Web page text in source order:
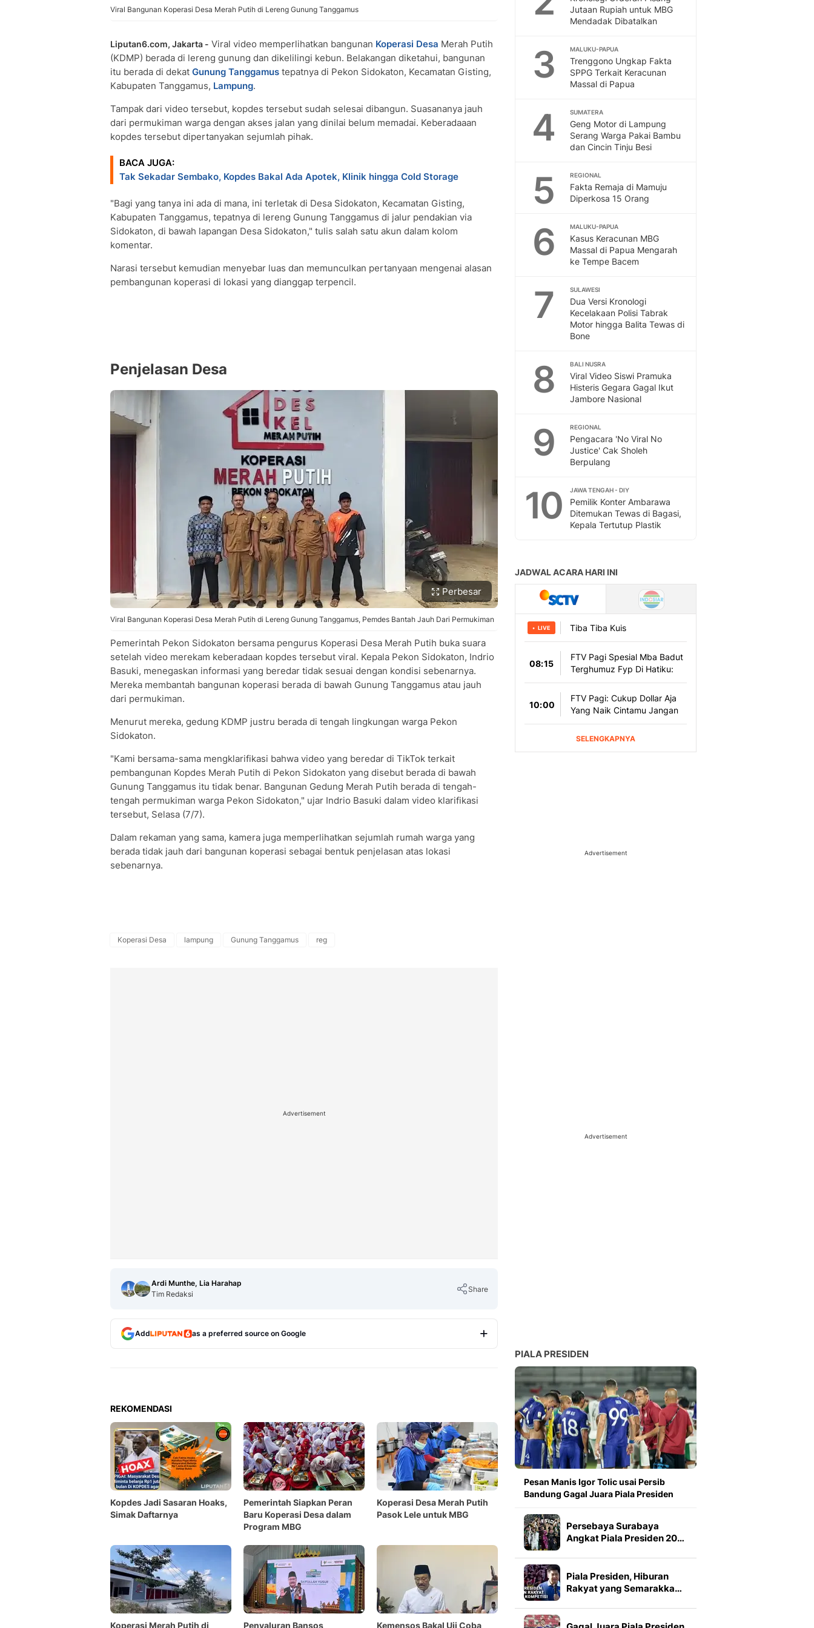
Viral Bangunan Koperasi Desa Merah Putih di Lereng Gunung Tanggamus
Liputan6.com, Jakarta - Viral video memperlihatkan bangunan Koperasi Desa Merah Putih
(KDMP) berada di lereng gunung dan dikelilingi kebun. Belakangan diketahui, bangunan
itu berada di dekat Gunung Tanggamus tepatnya di Pekon Sidokaton, Kecamatan Gisting,
Kabupaten Tanggamus, Lampung.
Tampak dari video tersebut, kopdes tersebut sudah selesai dibangun. Suasananya jauh
dari permukiman warga dengan akses jalan yang dinilai belum memadai. Keberadaaan
kopdes tersebut dipertanyakan sejumlah pihak.
BACA JUGA:
Tak Sekadar Sembako, Kopdes Bakal Ada Apotek, Klinik hingga Cold Storage
"Bagi yang tanya ini ada di mana, ini terletak di Desa Sidokaton, Kecamatan Gisting,
Kabupaten Tanggamus, tepatnya di lereng Gunung Tanggamus di jalur pendakian via
Sidokaton, di bawah lapangan Desa Sidokaton," tulis salah satu akun dalam kolom
komentar.
Narasi tersebut kemudian menyebar luas dan memunculkan pertanyaan mengenai alasan
pembangunan koperasi di lokasi yang dianggap terpencil.
Penjelasan Desa
Perbesar
Viral Bangunan Koperasi Desa Merah Putih di Lereng Gunung Tanggamus, Pemdes Bantah Jauh Dari Permukiman
Pemerintah Pekon Sidokaton bersama pengurus Koperasi Desa Merah Putih buka suara
setelah video merekam keberadaan kopdes tersebut viral. Kepala Pekon Sidokaton, Indrio
Basuki, menegaskan informasi yang beredar tidak sesuai dengan kondisi sebenarnya.
Mereka membantah bangunan koperasi berada di bawah Gunung Tanggamus atau jauh
dari permukiman.
Menurut mereka, gedung KDMP justru berada di tengah lingkungan warga Pekon
Sidokaton.
"Kami bersama-sama mengklarifikasi bahwa video yang beredar di TikTok terkait
pembangunan Kopdes Merah Putih di Pekon Sidokaton yang disebut berada di bawah
Gunung Tanggamus itu tidak benar. Bangunan Gedung Merah Putih berada di tengah-
tengah permukiman warga Pekon Sidokaton," ujar Indrio Basuki dalam video klarifikasi
tersebut, Selasa (7/7).
Dalam rekaman yang sama, kamera juga memperlihatkan sejumlah rumah warga yang
berada tidak jauh dari bangunan koperasi sebagai bentuk penjelasan atas lokasi
sebenarnya.
Koperasi Desa lampung Gunung Tanggamus reg
Advertisement
Ardi Munthe, Lia Harahap
Tim Redaksi
Share
Add as a preferred source on Google
REKOMENDASI
Kopdes Jadi Sasaran Hoaks,
Simak Daftarnya
Pemerintah Siapkan Peran
Baru Koperasi Desa dalam
Program MBG
Koperasi Desa Merah Putih
Pasok Lele untuk MBG
Koperasi Merah Putih di Penyaluran Bansos Kemensos Bakal Uji Coba
Jutaan Rupiah untuk MBG
Mendadak Dibatalkan
3 MALUKU-PAPUA
Trenggono Ungkap Fakta
SPPG Terkait Keracunan
Massal di Papua
4 SUMATERA
Geng Motor di Lampung
Serang Warga Pakai Bambu
dan Cincin Tinju Besi
5 REGIONAL
Fakta Remaja di Mamuju
Diperkosa 15 Orang
6 MALUKU-PAPUA
Kasus Keracunan MBG
Massal di Papua Mengarah
ke Tempe Bacem
7 SULAWESI
Dua Versi Kronologi
Kecelakaan Polisi Tabrak
Motor hingga Balita Tewas di
Bone
8 BALI NUSRA
Viral Video Siswi Pramuka
Histeris Gegara Gagal Ikut
Jambore Nasional
9 REGIONAL
Pengacara 'No Viral No
Justice' Cak Sholeh
Berpulang
10 JAWA TENGAH - DIY
Pemilik Konter Ambarawa
Ditemukan Tewas di Bagasi,
Kepala Tertutup Plastik
Advertisement
Advertisement
PIALA PRESIDEN
Pesan Manis Igor Tolic usai Persib
Bandung Gagal Juara Piala Presiden
Persebaya Surabaya
Angkat Piala Presiden 20…
Piala Presiden, Hiburan
Rakyat yang Semarakka…